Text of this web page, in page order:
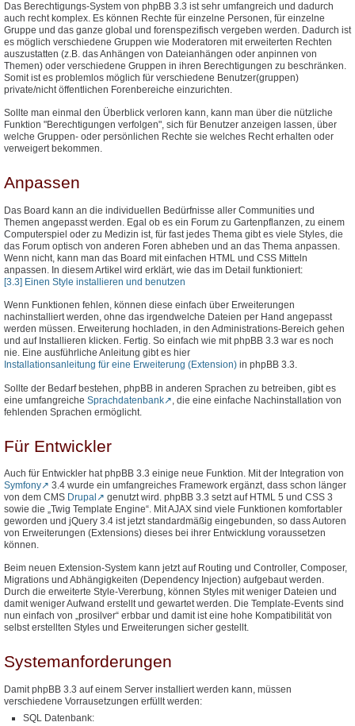
Das Berechtigungs-System von phpBB 3.3 ist sehr umfangreich und dadurch
auch recht komplex. Es können Rechte für einzelne Personen, für einzelne
Gruppe und das ganze global und forenspezifisch vergeben werden. Dadurch ist
es möglich verschiedene Gruppen wie Moderatoren mit erweiterten Rechten
auszustatten (z.B. das Anhängen von Dateianhängen oder anpinnen von
Themen) oder verschiedene Gruppen in ihren Berechtigungen zu beschränken.
Somit ist es problemlos möglich für verschiedene Benutzer(gruppen)
private/nicht öffentlichen Forenbereiche einzurichten.
Sollte man einmal den Überblick verloren kann, kann man über die nützliche
Funktion "Berechtigungen verfolgen", sich für Benutzer anzeigen lassen, über
welche Gruppen- oder persönlichen Rechte sie welches Recht erhalten oder
verweigert bekommen.
Anpassen
Das Board kann an die individuellen Bedürfnisse aller Communities und
Themen angepasst werden. Egal ob es ein Forum zu Gartenpflanzen, zu einem
Computerspiel oder zu Medizin ist, für fast jedes Thema gibt es viele Styles, die
das Forum optisch von anderen Foren abheben und an das Thema anpassen.
Wenn nicht, kann man das Board mit einfachen HTML und CSS Mitteln
anpassen. In diesem Artikel wird erklärt, wie das im Detail funktioniert:
[3.3] Einen Style installieren und benutzen
Wenn Funktionen fehlen, können diese einfach über Erweiterungen
nachinstalliert werden, ohne das irgendwelche Dateien per Hand angepasst
werden müssen. Erweiterung hochladen, in den Administrations-Bereich gehen
und auf Installieren klicken. Fertig. So einfach wie mit phpBB 3.3 war es noch
nie. Eine ausführliche Anleitung gibt es hier
Installationsanleitung für eine Erweiterung (Extension) in phpBB 3.3.
Sollte der Bedarf bestehen, phpBB in anderen Sprachen zu betreiben, gibt es
eine umfangreiche Sprachdatenbank
, die eine einfache Nachinstallation von
fehlenden Sprachen ermöglicht.
Für Entwickler
Auch für Entwickler hat phpBB 3.3 einige neue Funktion. Mit der Integration von
Symfony
3.4 wurde ein umfangreiches Framework ergänzt, dass schon länger
von dem CMS Drupal
genutzt wird. phpBB 3.3 setzt auf HTML 5 und CSS 3
sowie die „Twig Template Engine“. Mit AJAX sind viele Funktionen komfortabler
geworden und jQuery 3.4 ist jetzt standardmäßig eingebunden, so dass Autoren
von Erweiterungen (Extensions) dieses bei ihrer Entwicklung voraussetzen
können.
Beim neuen Extension-System kann jetzt auf Routing und Controller, Composer,
Migrations und Abhängigkeiten (Dependency Injection) aufgebaut werden.
Durch die erweiterte Style-Vererbung, können Styles mit weniger Dateien und
damit weniger Aufwand erstellt und gewartet werden. Die Template-Events sind
nun einfach von „prosilver“ erbbar und damit ist eine hohe Kompatibilität von
selbst erstellten Styles und Erweiterungen sicher gestellt.
Systemanforderungen
Damit phpBB 3.3 auf einem Server installiert werden kann, müssen
verschiedene Vorrausetzungen erfüllt werden:
SQL Datenbank: